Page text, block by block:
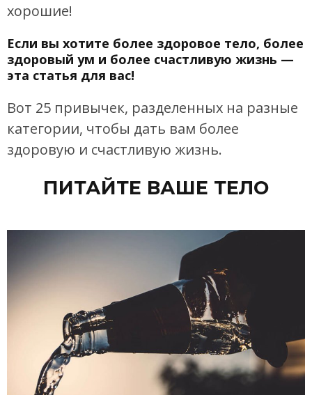
хорошие!
Если вы хотите более здоровое тело, более
здоровый ум и более счастливую жизнь —
эта статья для вас!
Вот 25 привычек, разделенных на разные
категории, чтобы дать вам более
здоровую и счастливую жизнь.
ПИТАЙТЕ ВАШЕ ТЕЛО